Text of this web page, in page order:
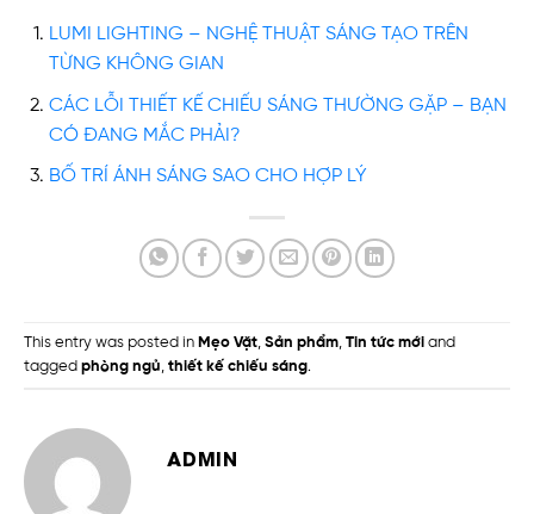
LUMI LIGHTING – NGHỆ THUẬT SÁNG TẠO TRÊN
TỪNG KHÔNG GIAN
CÁC LỖI THIẾT KẾ CHIẾU SÁNG THƯỜNG GẶP – BẠN
CÓ ĐANG MẮC PHẢI?
BỐ TRÍ ÁNH SÁNG SAO CHO HỢP LÝ
This entry was posted in Mẹo Vặt, Sản phẩm, Tin tức mới and
tagged phòng ngủ, thiết kế chiếu sáng.
ADMIN